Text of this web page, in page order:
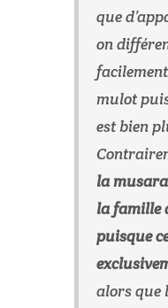
que
on
mulot
est bien
la
la famille
puisque
alors que